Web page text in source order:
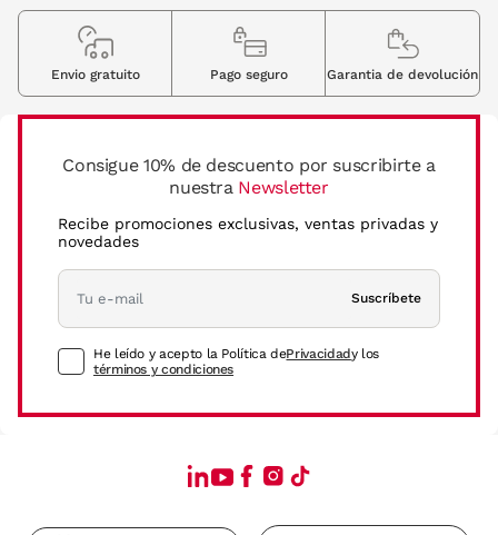
Consigue 10% de descuento por suscribirte a
nuestra Newsletter
Recibe promociones exclusivas, ventas privadas y
novedades
Suscríbete
He leído y acepto la Política dePrivacidady los
términos y condiciones
Envio gratuito Pago seguro Garantia de devolución